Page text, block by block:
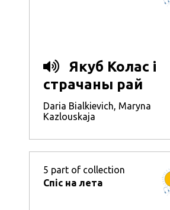
Якуб Колас і
страчаны рай
Daria Bialkievich, Maryna
Kazlouskaja
5 part of collection
Спіс на лета